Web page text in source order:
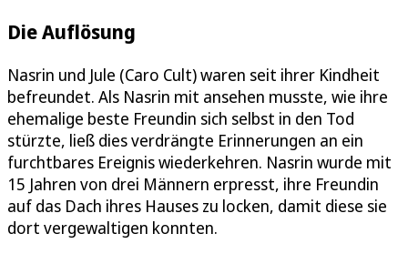
Die Auflösung
Nasrin und Jule (Caro Cult) waren seit ihrer Kindheit
befreundet. Als Nasrin mit ansehen musste, wie ihre
ehemalige beste Freundin sich selbst in den Tod
stürzte, ließ dies verdrängte Erinnerungen an ein
furchtbares Ereignis wiederkehren. Nasrin wurde mit
15 Jahren von drei Männern erpresst, ihre Freundin
auf das Dach ihres Hauses zu locken, damit diese sie
dort vergewaltigen konnten.